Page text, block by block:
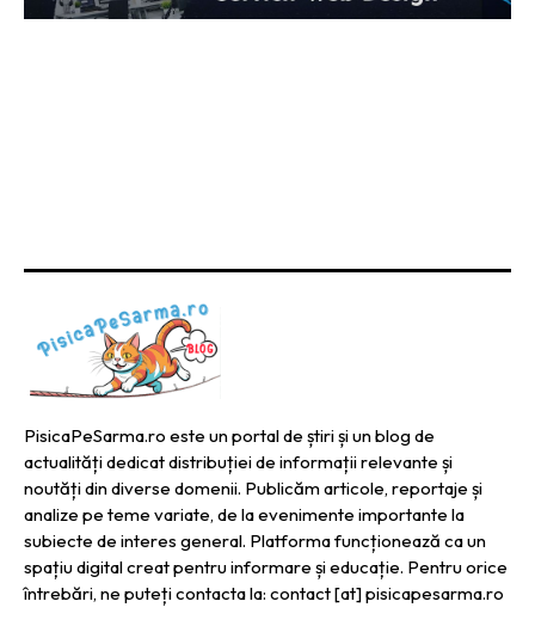
PisicaPeSarma.ro este un portal de știri și un blog de
actualități dedicat distribuției de informații relevante și
noutăți din diverse domenii. Publicăm articole, reportaje și
analize pe teme variate, de la evenimente importante la
subiecte de interes general. Platforma funcționează ca un
spațiu digital creat pentru informare și educație. Pentru orice
întrebări, ne puteți contacta la: contact [at] pisicapesarma.ro